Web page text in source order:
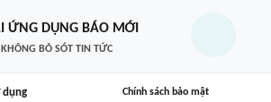
ỨNG DỤNG BÁO MỚI
BỎ SÓT TIN TỨC
dụng Chính sách bảo mật